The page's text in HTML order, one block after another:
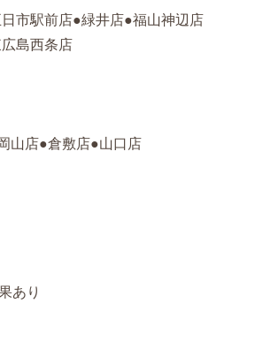
市駅前店●緑井店●福山神辺店
島西条店
山店●倉敷店●山口店
あり